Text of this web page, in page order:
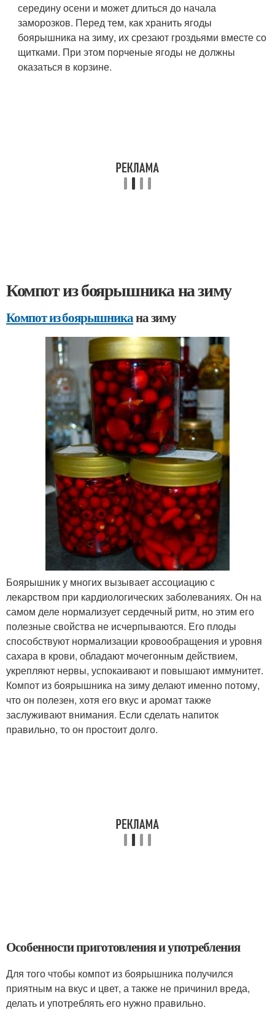
середину осени и может длиться до начала
заморозков. Перед тем, как хранить ягоды
боярышника на зиму, их срезают гроздьями вместе со
щитками. При этом порченые ягоды не должны
оказаться в корзине.
Компот из боярышника на зиму
Компот из боярышникана зиму
Боярышник у многих вызывает ассоциацию с
лекарством при кардиологических заболеваниях. Он на
самом деле нормализует сердечный ритм, но этим его
полезные свойства не исчерпываются. Его плоды
способствуют нормализации кровообращения и уровня
сахара в крови, обладают мочегонным действием,
укрепляют нервы, успокаивают и повышают иммунитет.
Компот из боярышника на зиму делают именно потому,
что он полезен, хотя его вкус и аромат также
заслуживают внимания. Если сделать напиток
правильно, то он простоит долго.
Особенности приготовления и употребления
Для того чтобы компот из боярышника получился
приятным на вкус и цвет, а также не причинил вреда,
делать и употреблять его нужно правильно.